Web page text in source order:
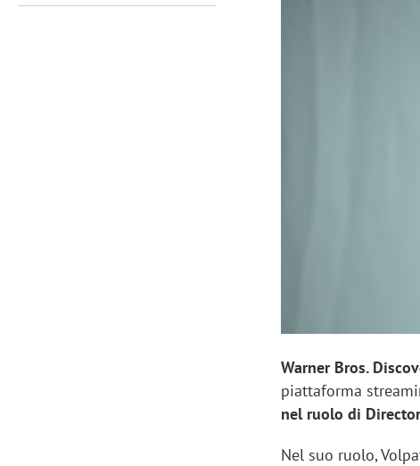
Warner Bros.
piattaforma
nel ruolo di
Nel suo ruolo,
Perez,
mercato